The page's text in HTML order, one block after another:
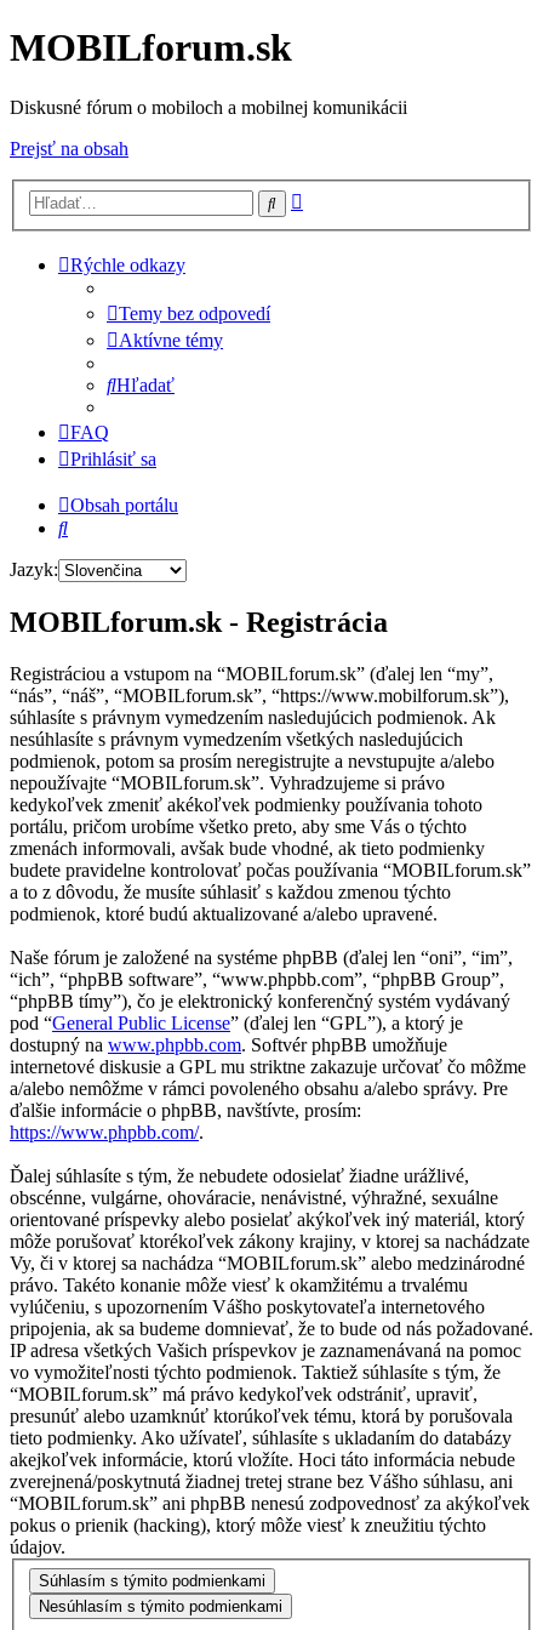
MOBILforum.sk
Diskusné fórum o mobiloch a mobilnej komunikácii
Prejsť na obsah
Hľadať
Rýchle odkazy
Temy bez odpovedí
Aktívne témy
Hľadať
FAQ
Prihlásiť sa
Obsah portálu
Hľadať
Jazyk:
MOBILforum.sk - Registrácia
Registráciou a vstupom na “MOBILforum.sk” (ďalej len “my”,
“nás”, “náš”, “MOBILforum.sk”, “https://www.mobilforum.sk”),
súhlasíte s právnym vymedzením nasledujúcich podmienok. Ak
nesúhlasíte s právnym vymedzením všetkých nasledujúcich
podmienok, potom sa prosím neregistrujte a nevstupujte a/alebo
nepoužívajte “MOBILforum.sk”. Vyhradzujeme si právo
kedykoľvek zmeniť akékoľvek podmienky používania tohoto
portálu, pričom urobíme všetko preto, aby sme Vás o týchto
zmenách informovali, avšak bude vhodné, ak tieto podmienky
budete pravidelne kontrolovať počas používania “MOBILforum.sk”
a to z dôvodu, že musíte súhlasiť s každou zmenou týchto
podmienok, ktoré budú aktualizované a/alebo upravené.
Naše fórum je založené na systéme phpBB (ďalej len “oni”, “im”,
“ich”, “phpBB software”, “www.phpbb.com”, “phpBB Group”,
“phpBB tímy”), čo je elektronický konferenčný systém vydávaný
pod “General Public License” (ďalej len “GPL”), a ktorý je
dostupný na www.phpbb.com. Softvér phpBB umožňuje
internetové diskusie a GPL mu striktne zakazuje určovať čo môžme
a/alebo nemôžme v rámci povoleného obsahu a/alebo správy. Pre
ďalšie informácie o phpBB, navštívte, prosím:
https://www.phpbb.com/.
Ďalej súhlasíte s tým, že nebudete odosielať žiadne urážlivé,
obscénne, vulgárne, ohováracie, nenávistné, výhražné, sexuálne
orientované príspevky alebo posielať akýkoľvek iný materiál, ktorý
môže porušovať ktorékoľvek zákony krajiny, v ktorej sa nachádzate
Vy, či v ktorej sa nachádza “MOBILforum.sk” alebo medzinárodné
právo. Takéto konanie môže viesť k okamžitému a trvalému
vylúčeniu, s upozornením Vášho poskytovateľa internetového
pripojenia, ak sa budeme domnievať, že to bude od nás požadované.
IP adresa všetkých Vašich príspevkov je zaznamenávaná na pomoc
vo vymožiteľnosti týchto podmienok. Taktiež súhlasíte s tým, že
“MOBILforum.sk” má právo kedykoľvek odstrániť, upraviť,
presunúť alebo uzamknúť ktorúkoľvek tému, ktorá by porušovala
tieto podmienky. Ako užívateľ, súhlasíte s ukladaním do databázy
akejkoľvek informácie, ktorú vložíte. Hoci táto informácia nebude
zverejnená/poskytnutá žiadnej tretej strane bez Vášho súhlasu, ani
“MOBILforum.sk” ani phpBB nenesú zodpovednosť za akýkoľvek
pokus o prienik (hacking), ktorý môže viesť k zneužitiu týchto
údajov.